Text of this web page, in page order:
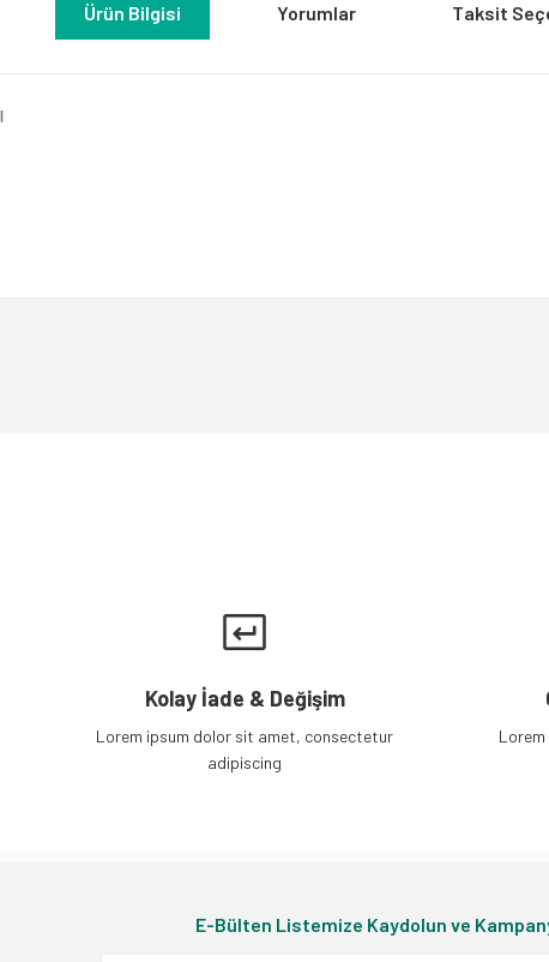
Ürün Bilgisi Yorumlar Taksit
Kolay İade & Değişim
Lorem ipsum dolor sit amet, consectetur
adipiscing
E-Bülten Listemize Kaydolun ve